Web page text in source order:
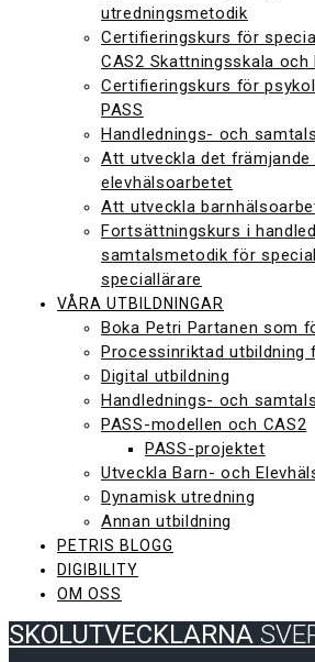
utredningsmetodik
Certifieringskurs för
CAS2 Skattningsskala och
Certifieringskurs för
PASS
Handlednings- och
Att utveckla det främjande
elevhälsoarbetet
Att utveckla
Fortsättningskurs i
samtalsmetodik för
speciallärare
VÅRA UTBILDNINGAR
Boka Petri Partanen som
Processinriktad utbildning
Digital utbildning
Handlednings- och
PASS-modellen och CAS2
PASS-projektet
Utveckla Barn- och
Dynamisk utredning
Annan utbildning
PETRIS BLOGG
DIGIBILITY
OM OSS
SKOLUTVECKLARNA